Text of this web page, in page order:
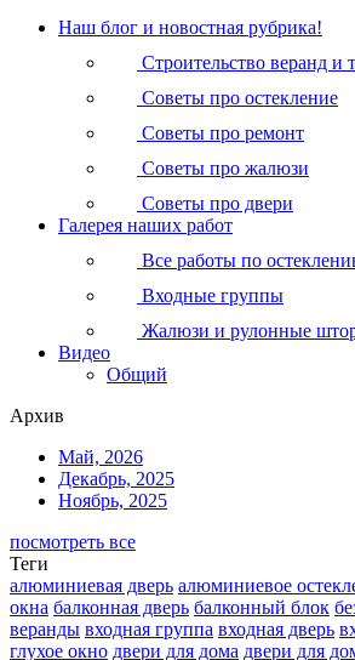
Наш блог и новостная рубрика!
Строительство веранд и
Советы про остекление
Советы про ремонт
Советы про жалюзи
Советы про двери
Галерея наших работ
Все работы по
Входные группы
Жалюзи и рулонные
Видео
Общий
Архив
Май, 2026
Декабрь, 2025
Ноябрь, 2025
посмотреть все
Теги
алюминиевая дверь алюминиевое
окна балконная дверь балконный блок
веранды входная группа входная дверь
глухое окно двери для дома двери для